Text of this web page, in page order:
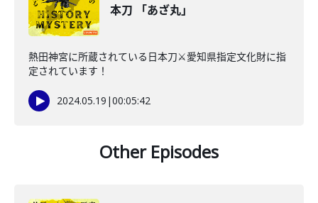
本刀 「あざ丸」
熱田神宮に所蔵されている日本刀⚔️愛知県指定文化財に指
定されています！
2024.05.19 |00:05:42
Other Episodes